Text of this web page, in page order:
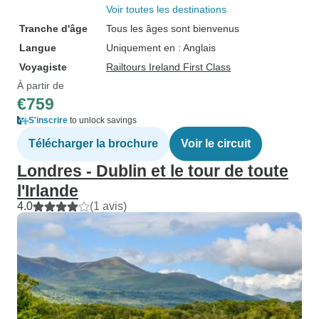
voyage s'est
des réveils
partie de l'île
recommander
ne sont pas
vous pouvez
Railtours de
circuit plus
de chapeau
Jackets Gerry,
ceux avec qui
Voir toutes les destinations
Tranche d'âge
Tous les âges sont bienvenus
Langue
Uniquement en : Anglais
Voyagiste
Railtours Ireland First Class
À partir de
€759
S'inscrire to unlock savings
Télécharger la brochure Voir le circuit
Londres - Dublin et le tour de toute
l'Irlande
4.0 (1 avis)